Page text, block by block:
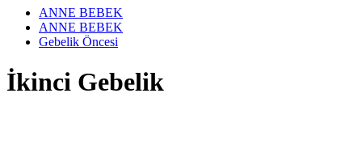
ANNE BEBEK
ANNE BEBEK
Gebelik Öncesi
İkinci Gebelik